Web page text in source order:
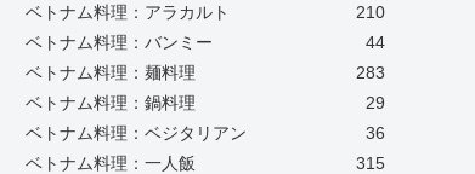
ベトナム料理：アラカルト
210
ベトナム料理：バンミー
44
ベトナム料理：麺料理
283
ベトナム料理：鍋料理
29
ベトナム料理：ベジタリアン
36
ベトナム料理：一人飯
315